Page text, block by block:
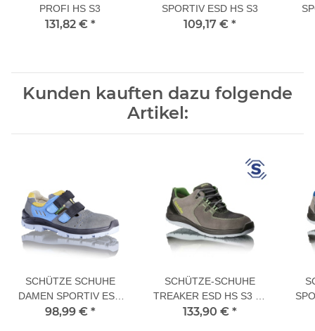
PROFI HS S3
131,82 € *
SPORTIV ESD HS S3
109,17 € *
Kunden kauften dazu folgende
Artikel:
SCHÜTZE SCHUHE
DAMEN SPORTIV ESD
SA S1 40 L
98,99 € *
SCHÜTZE-SCHUHE
TREAKER ESD HS S3 40
L
133,90 € *